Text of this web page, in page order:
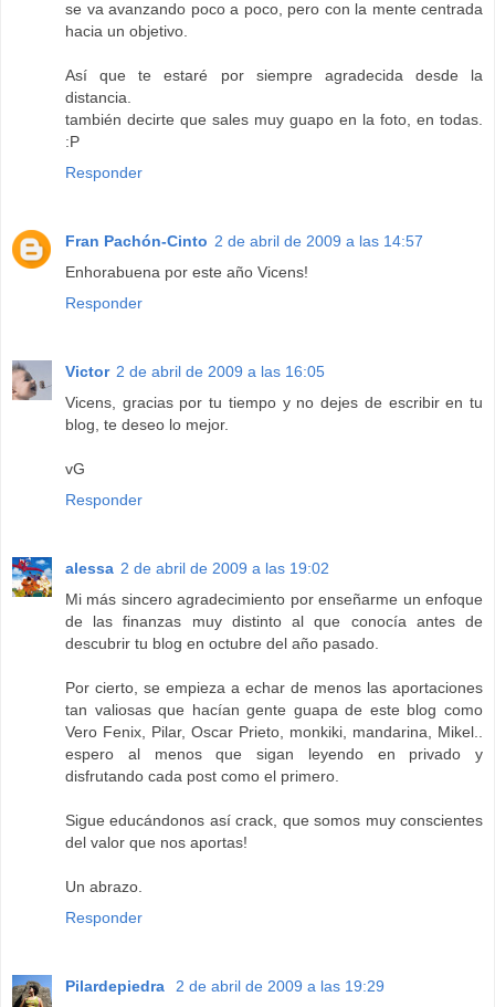
se va avanzando poco a poco, pero con la mente centrada
hacia un objetivo.
Así que te estaré por siempre agradecida desde la
distancia.
también decirte que sales muy guapo en la foto, en todas.
:P
Responder
Fran Pachón-Cinto 2 de abril de 2009 a las 14:57
Enhorabuena por este año Vicens!
Responder
Victor 2 de abril de 2009 a las 16:05
Vicens, gracias por tu tiempo y no dejes de escribir en tu
blog, te deseo lo mejor.
vG
Responder
alessa 2 de abril de 2009 a las 19:02
Mi más sincero agradecimiento por enseñarme un enfoque
de las finanzas muy distinto al que conocía antes de
descubrir tu blog en octubre del año pasado.
Por cierto, se empieza a echar de menos las aportaciones
tan valiosas que hacían gente guapa de este blog como
Vero Fenix, Pilar, Oscar Prieto, monkiki, mandarina, Mikel..
espero al menos que sigan leyendo en privado y
disfrutando cada post como el primero.
Sigue educándonos así crack, que somos muy conscientes
del valor que nos aportas!
Un abrazo.
Responder
Pilardepiedra
2 de abril de 2009 a las 19:29